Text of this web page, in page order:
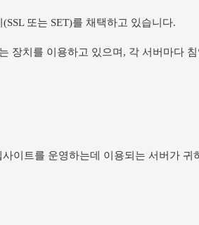
또는 SET)를 채택하고 있습니다.
장치를 이용하고 있으며, 각 서버마다
이트를 운영하는데 이용되는 서버가